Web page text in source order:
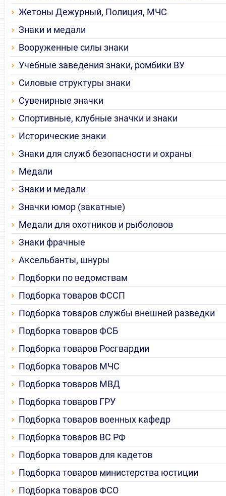
Жетоны Дежурный, Полиция, МЧС
Знаки и медали
Вооруженные силы знаки
Учебные заведения знаки, ромбики ВУ
Силовые структуры знаки
Сувенирные значки
Спортивные, клубные значки и знаки
Исторические знаки
Знаки для служб безопасности и охраны
Медали
Знаки и медали
Значки юмор (закатные)
Медали для охотников и рыболовов
Знаки фрачные
Аксельбанты, шнуры
Подборки по ведомствам
Подборка товаров ФССП
Подборка товаров службы внешней разведки
Подборка товаров ФСБ
Подборка товаров Росгвардии
Подборка товаров МЧС
Подборка товаров МВД
Подборка товаров ГРУ
Подборка товаров военных кафедр
Подборка товаров ВС РФ
Подборка товаров для кадетов
Подборка товаров министерства юстиции
Подборка товаров ФСО